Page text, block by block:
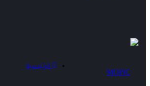
الرئيسية